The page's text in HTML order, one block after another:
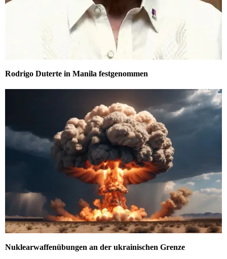
Rodrigo Duterte in Manila festgenommen
Nuklearwaffenübungen an der ukrainischen Grenze